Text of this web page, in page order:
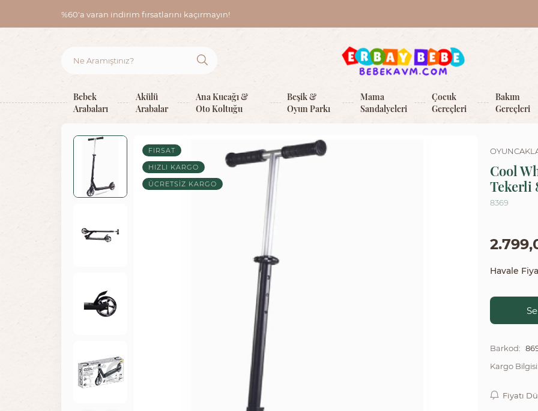
%60'a varan indirim fırsatlarını kaçırmayın!
Bebek
Arabaları
Akülü
Arabalar
Ana Kucağı &
Oto Koltuğu
Beşik &
Oyun Parkı
Mama
Sandalyeleri
Çocuk
Gereçleri
Bakım
Gereçleri
FIRSAT
HIZLI KARGO
ÜCRETSIZ KARGO
Cool
Tekerli
8369
Havale
Barkod:
Kargo
Fiyatı